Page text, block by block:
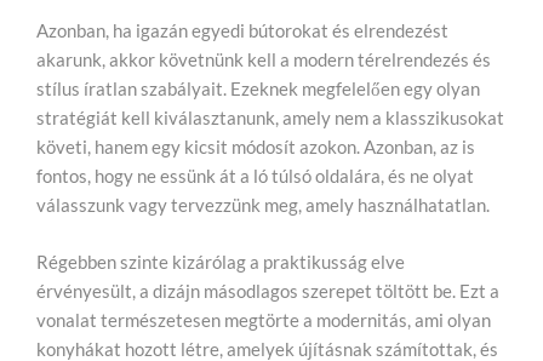
Azonban, ha igazán egyedi bútorokat és elrendezést
akarunk, akkor követnünk kell a modern térelrendezés és
stílus íratlan szabályait. Ezeknek megfelelően egy olyan
stratégiát kell kiválasztanunk, amely nem a klasszikusokat
követi, hanem egy kicsit módosít azokon. Azonban, az is
fontos, hogy ne essünk át a ló túlsó oldalára, és ne olyat
válasszunk vagy tervezzünk meg, amely használhatatlan.
Régebben szinte kizárólag a praktikusság elve
érvényesült, a dizájn másodlagos szerepet töltött be. Ezt a
vonalat természetesen megtörte a modernitás, ami olyan
konyhákat hozott létre, amelyek újításnak számítottak, és